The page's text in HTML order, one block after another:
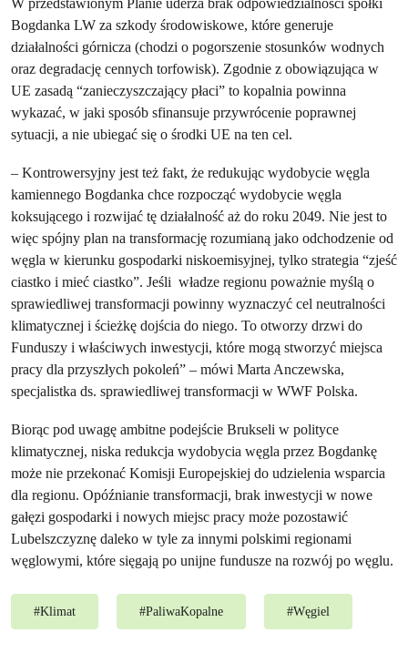
Bogdanka LW za szkody środowiskowe, które generuje
działalności górnicza (chodzi o pogorszenie stosunków wodnych
oraz degradację cennych torfowisk). Zgodnie z obowiązująca w
UE zasadą “zanieczyszczający płaci” to kopalnia powinna
wykazać, w jaki sposób sfinansuje przywrócenie poprawnej
sytuacji, a nie ubiegać się o środki UE na ten cel.
– Kontrowersyjny jest też fakt, że redukując wydobycie węgla
kamiennego Bogdanka chce rozpocząć wydobycie węgla
koksującego i rozwijać tę działalność aż do roku 2049. Nie jest to
więc spójny plan na transformację rozumianą jako odchodzenie od
węgla w kierunku gospodarki niskoemisyjnej, tylko strategia “zjeść
ciastko i mieć ciastko”. Jeśli władze regionu poważnie myślą o
sprawiedliwej transformacji powinny wyznaczyć cel neutralności
klimatycznej i ścieżkę dojścia do niego. To otworzy drzwi do
Funduszy i właściwych inwestycji, które mogą stworzyć miejsca
pracy dla przyszłych pokoleń” – mówi Marta Anczewska,
specjalistka ds. sprawiedliwej transformacji w WWF Polska.
Biorąc pod uwagę ambitne podejście Brukseli w polityce
klimatycznej, niska redukcja wydobycia węgla przez Bogdankę
może nie przekonać Komisji Europejskiej do udzielenia wsparcia
dla regionu. Opóźnianie transformacji, brak inwestycji w nowe
gałęzi gospodarki i nowych miejsc pracy może pozostawić
Lubelszczyznę daleko w tyle za innymi polskimi regionami
węglowymi, które sięgają po unijne fundusze na rozwój po węglu.
#Klimat #PaliwaKopalne #Węgiel